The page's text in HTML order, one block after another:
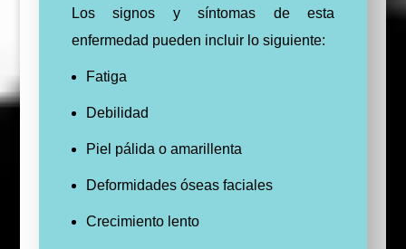
Los signos y síntomas de esta
enfermedad pueden incluir lo siguiente:
Fatiga
Debilidad
Piel pálida o amarillenta
Deformidades óseas faciales
Crecimiento lento